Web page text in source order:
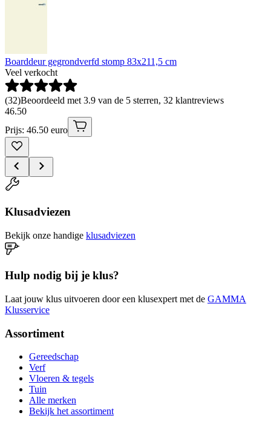
Boarddeur gegrondverfd stomp 83x211,5 cm
Veel verkocht
(32)Beoordeeld met 3.9 van de 5 sterren, 32 klantreviews
46.50
Prijs: 46.50 euro
Klusadviezen
Bekijk onze handige klusadviezen
Hulp nodig bij je klus?
Laat jouw klus uitvoeren door een klusexpert met de GAMMA
Klusservice
Assortiment
Gereedschap
Verf
Vloeren & tegels
Tuin
Alle merken
Bekijk het assortiment